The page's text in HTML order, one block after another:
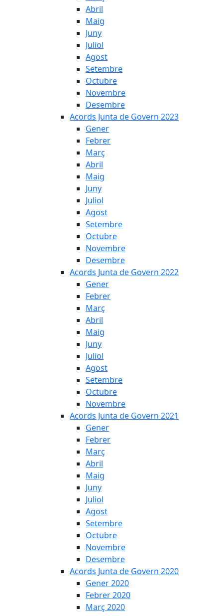
Abril
Maig
Juny
Juliol
Agost
Setembre
Octubre
Novembre
Desembre
Acords Junta de Govern 2023
Gener
Febrer
Març
Abril
Maig
Juny
Juliol
Agost
Setembre
Octubre
Novembre
Desembre
Acords Junta de Govern 2022
Gener
Febrer
Març
Abril
Maig
Juny
Juliol
Agost
Setembre
Octubre
Novembre
Acords Junta de Govern 2021
Gener
Febrer
Març
Abril
Maig
Juny
Juliol
Agost
Setembre
Octubre
Novembre
Desembre
Acords Junta de Govern 2020
Gener 2020
Febrer 2020
Març 2020